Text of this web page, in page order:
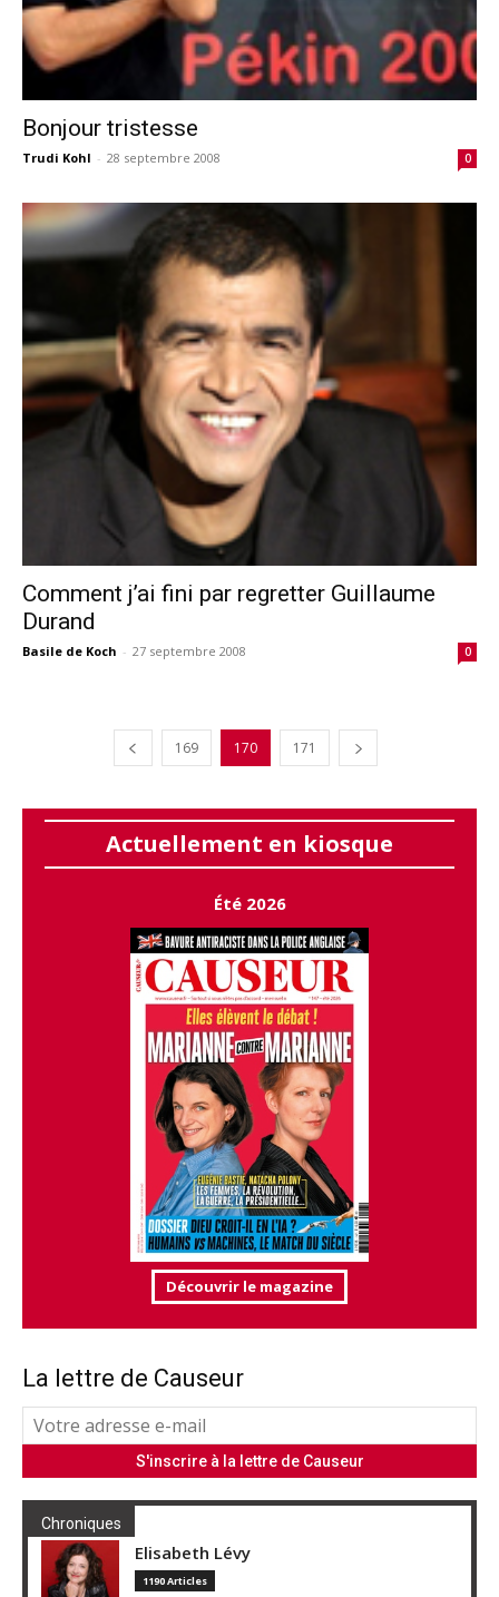
Bonjour tristesse
Trudi Kohl - 28 septembre 2008 0
Comment j’ai fini par regretter Guillaume
Durand
Basile de Koch - 27 septembre 2008 0
169 170 171
Actuellement en kiosque
Été 2026
Découvrir le magazine
La lettre de Causeur
Chroniques
Elisabeth Lévy
1190 Articles